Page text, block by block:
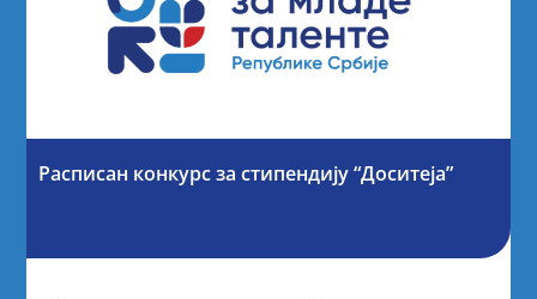
Расписан конкурс за стипендију “Доситеја”